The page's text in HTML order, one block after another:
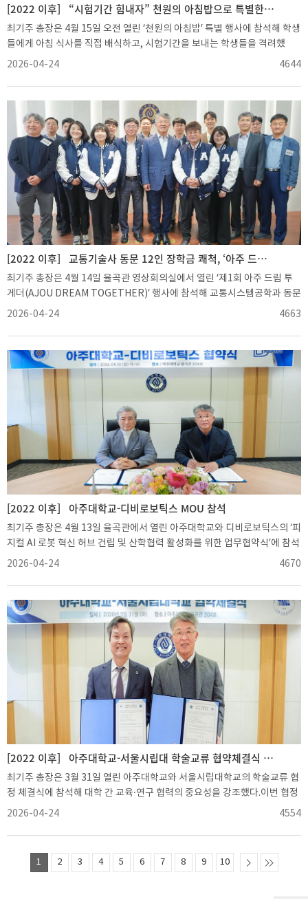
가와 열람 공간, 대출실과 출입구를 새롭게 정비하고 ▲독서 공간(Reading
Zone) ▲미디어 월(Media Wall) ▲아트 갤러리(Art Gallery)를 조성해
학습과 독서뿐 아니라 휴식과 문화 향유가 가능한 공간으로 탈바꿈했다.중
앙도서관은 앞으로 자료실 2~4층도 책과 문화가 어우러지는 공간으로 단계
적으로 개선해 나갈 계획이다. 이날 리뉴얼 오픈을 기념해 김애란 작가 초청
된 서가 모습중정을 바라보며 독서할 수 있는 특별한 공간입구에 설치된 미
디어월새로 정비한 대출 데스크김애란 작가와 함께한 북 콘서트
[2022 이후] “시험기간 힘내자” 천원의 아침밥으로 특별한 응원
최기주 총장은 4월 15일 오전 열린 ‘천원의 아침밥’ 특별 행사에 참석해 학생
들에게 아침 식사를 직접 배식하고, 시험기간을 보내는 학생들을 격려했
다.‘천원의 아침밥’은 학생들이 1000원만 부담하면 1만원 수준의 아침 식사
셰프들을 초청해 마련되었다. 식사 비용 중 6000원은 아주대가 모금한 기부
금으로, 3000원은 정부와 지자체 지원금으로 충당된다.이날 행사에서는 유
명 중식당 무탄의 짜장밥과 멘보샤 등이 제공됐다. 무탄의 오너 셰프인 윤진
원, 윤준원 셰프는 며칠 전부터 아주대 조리장을 살펴보고 메뉴를 준비했으
며, 행사 당일에는 400인분을 직접 조리하고 학생들에게 배식까지 했다.재
능기부로 참여한 두 셰프는 “학생들이 좋아할까 걱정하기도 했지만, 새벽부
터 줄을 서준 학생들의 호응과 ‘맛있다’는 한마디 덕분에 오히려 요리사로서
큰 보람을 느꼈다”고 소감을 전했다.이날 행사에는 최 총장을 비롯해 임재현
대우학원 상임이사와 천원의 아침밥 기부자들도 참석해 직접 배식에 나섰
다. 천원의 아침밥 ‘1호 기부자’인 김기권 동문(경영대학원 최고27기)과 ‘김
수정 장학’을 이어오고 있는 김중권 동문(전자 73)도 함께 자리해 후배들을
격려했다.최 총장은 “유명 중식당의 대표 메뉴를 우리 학생들이 접하도록 해
다양한 취향의 경험을 제공하고 싶었다”며 “어려운 경제 상황과 시험기간
속에서 학생들에게 작은 응원이 되었기를 바란다”고 말했다.(사진) 천원의
아침밥 1호 기부자인 김기권 동문(경영대학원 최고27기)과 최기주 총장이
배식을 하고 있다.
2026-04-24 4644
[2022 이후] 교통기술사 동문 12인 장학금 쾌척, ‘아주 드림 투게더’ 참석
최기주 총장은 4월 14일 율곡관 영상회의실에서 열린 ‘제1회 아주 드림 투
게더(AJOU DREAM TOGETHER)’ 행사에 참석해 교통시스템공학과 동문
들의 기부에 감사의 뜻을 전하고, 재학생들에게 모빌리티 분야 인재로서의
이 후배들과 모교의 발전을 위해 뜻을 모은 데서 시작됐다. 최돈용 더반이엔
지 대표(교통 93)를 비롯한 12명의 동문들은 지난달 교통시스템공학과 장
학기금으로 3000만원을 기부했다.기부에 참여한 동문은 교통기술사로 각
자의 분야에서 활약하고 있는 최돈용(교통 93), 임수만(교통 93), 류지곤(교
통 94), 김영규(교통 95), 안희영(교통 95), 안영미(생명과학·교통 96), 노
리라(교통 97), 이무영(교통 99), 김휘천(교통 02), 이태용(교통 02), 백인
호(교통 03), 김윤태(교통 08) 동문이다.이에 학교는 선배와 후배가 함께 어
우러져 추억을 나누고, 기부에 대한 감사의 뜻을 전하기 위해 ‘아주 드림 투
게더’ 행사를 준비했다.행사는 ▲총장 환영사 ▲기부금 전달 및 기념패 증정
▲감사 인사 ▲학과 현황 및 발전계획 발표 ▲선배의 멘토링 및 질의응답 ▲
선물 증정 및 사진 촬영 순으로 진행됐다.최 총장은 “1994년 아주대에 교수
로 처음 부임했을 당시 함께했던 제자들을 오늘 이 자리에서 다시 만나 고맙
고 반갑다”며 “후배와 모교를 생각하는 소중한 마음에 감사드리며, 이 자리
에 함께 모인 재학생들도 모빌리티 분야를 선도하는 인재라는 자긍심을 갖
고 생활하기를 바란다”고 말했다.학교는 앞으로 “선배가 기부드림
(DREAM), 후배가 감사드림(DREAM)”의 정신을 담아, 각 학과별로 선후배
2026-04-24 4663
[2022 이후] 아주대학교-디비로보틱스 MOU 참석
최기주 총장은 4월 13일 율곡관에서 열린 아주대학교와 디비로보틱스의 ‘피
지컬 AI 로봇 혁신 허브 건립 및 산학협력 활성화를 위한 업무협약식’에 참석
해 미래 로봇 산업 거점 구축과 산학협력 활성화의 의미를 강조했다.이날 협
들이 참석했다.이번 협약은 두 기관이 힘을 모아 로봇 산업의 새로운 거점을
마련하고, 실질적인 산학협력 모델을 구축하기 위해 추진됐다.양 기관은 이
번 협약을 기반으로 ▲로봇실증센터 등 피지컬 AI 로봇 혁신 허브 구축 타당
성 검토 및 기획 ▲첨단 로봇 기반 의료기기 및 서비스 로봇 개발 공동연구
수행 ▲피지컬 AI 로봇 분야 인재 양성 및 채용 프로그램 공동 운영 ▲로봇
산업 육성 및 청년 일자리 창출 등 정부 프로젝트 공동 수행 등에 힘을 모으
기로 했다.디비로보틱스는 업력 37년의 대한민국 로봇 1세대 기업으로, 고
압차단기 관리 로봇, 반도체 공정 독성가스 정화처리 로봇, 화물선 화물창고
관리 로봇 등 산업안전 로봇을 개발해왔다.최 총장은 “디비로보틱스와의 협
력을 통해 대학 내 연구 성과가 실제 산업 현장에서 가치를 발휘할 수 있도록
최선을 다하겠다”며 “미래 로봇 산업의 핵심 거점이 될 혁신 허브 구축에 행
정적, 기술적 지원을 아끼지 않겠다”고 전했다.
2026-04-24 4670
[2022 이후] 아주대학교-서울시립대 학술교류 협약체결식 참석
최기주 총장은 3월 31일 열린 아주대학교와 서울시립대학교의 학술교류 협
정 체결식에 참석해 대학 간 교육·연구 협력의 중요성을 강조했다.이번 협정
은 양 교가 시대적 변화에 능동적으로 대응하고, 급변하는 세계 속에서 대학
의 교류 ▲학생 교류 및 상호 학점 인정 ▲공동 연구 추진 및 학술회의 공동
개최 ▲학술 자료, 출판물 및 정보의 상호 교환 ▲학문 연구 지원 협력 등의
내용이 담겼다.양 교의 협력은 오는 여름부터 본격화된다. 여름 계절수업부
2026-04-24 4554
1 2 3 4 5 6 7 8 9 10